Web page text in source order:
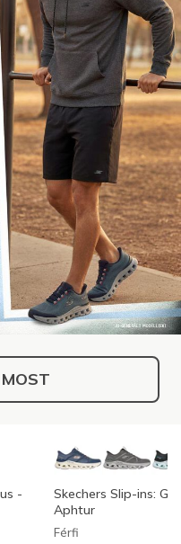
-
Skechers Slip-ins:
Aphtur
Férfi